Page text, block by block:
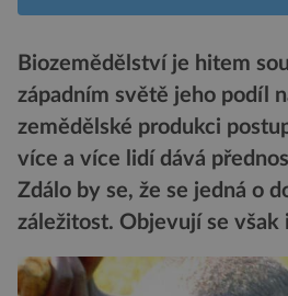
Biozemědělství je hitem
západním světě jeho podíl
zemědělské produkci
více a více lidí dává
Zdálo by se, že se jedná o
záležitost. Objevují se však